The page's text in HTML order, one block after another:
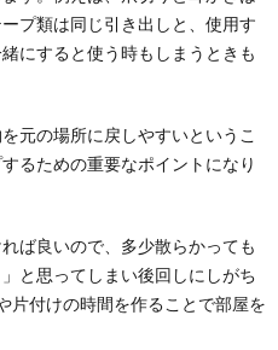
プ類は同じ引き出しと、使用す
にすると使う時もしまうときも
元の場所に戻しやすいというこ
るための重要なポイントになり
ば良いので、多少散らかっても
と思ってしまい後回しにしがち
片付けの時間を作ることで部屋を